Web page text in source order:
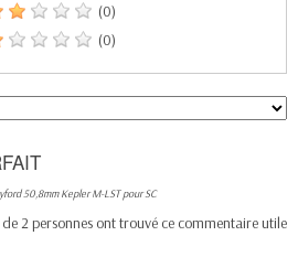
(0)
(0)
50,8mm Kepler M-LST pour SC
de2personnes ont trouvé ce commentaire utile